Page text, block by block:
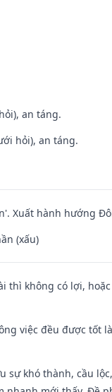
an táng.
hỏi), an táng.
Xuất hành hướng
(xấu)
thì không có lợi,
việc đều được tốt
sự khó thành, cầu